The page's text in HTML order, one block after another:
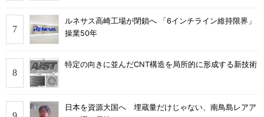
ルネサス高崎工場が閉鎖へ 「6インチライン維持限界」
操業50年
特定の向きに並んだCNT構造を局所的に形成する新技術
日本を資源大国へ 埋蔵量だけじゃない、南鳥島レアア